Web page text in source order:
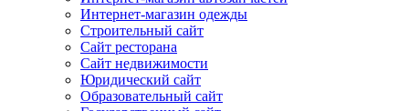
Интернет-магазин одежды
Строительный сайт
Сайт ресторана
Сайт недвижимости
Юридический сайт
Образовательный сайт